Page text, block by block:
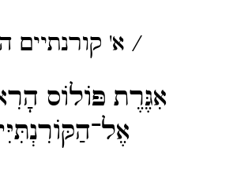
/ א' קורנתיים ה
אִגֶּרֶת פּוֹלוֹס